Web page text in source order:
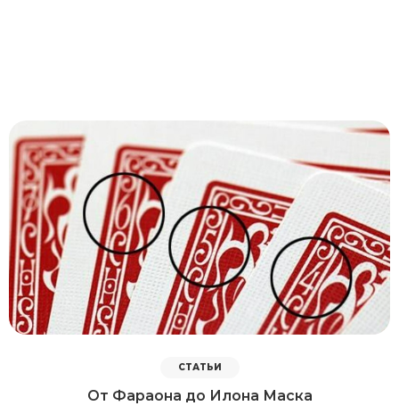
СТАТЬИ
От Фараона до Илона Маска